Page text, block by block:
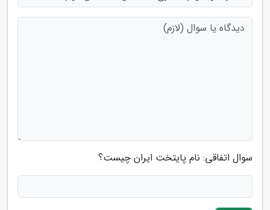
سوال اتفاقی: نام پایتخت ایران چیست؟